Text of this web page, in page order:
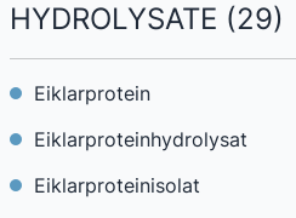
HYDROLYSATE (29)
Eiklarprotein
Eiklarproteinhydrolysat
Eiklarproteinisolat